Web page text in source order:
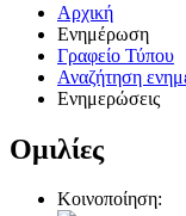
Αρχική
Ενημέρωση
Γραφείο Τύπου
Αναζήτηση
Ενημερώσεις
Ομιλίες
Κοινοποίηση: